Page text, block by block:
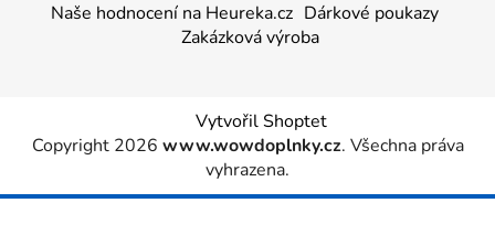
Naše hodnocení na Heureka.cz Dárkové poukazy
Zakázková výroba
Vytvořil Shoptet
Copyright 2026 www.wowdoplnky.cz. Všechna práva
vyhrazena.